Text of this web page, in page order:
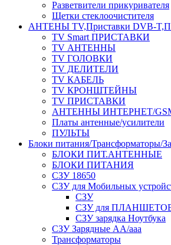
Разветвители прикуривателя
Щетки стеклоочистителя
АНТЕНЫ ТV,Приставки DVB-
TV Smart ПРИСТАВКИ
TV АНТЕННЫ
TV ГОЛОВКИ
TV ДЕЛИТЕЛИ
TV КАБЕЛЬ
TV КРОНШТЕЙНЫ
TV ПРИСТАВКИ
АНТЕННЫ ИНТЕРНЕТ/
Платы антенные/усилители
ПУЛЬТЫ
Блоки питания/Трансформаторы/
БЛОКИ ПИТ.АНТЕННЫЕ
БЛОКИ ПИТАНИЯ
СЗУ 18650
СЗУ для Мобильных
СЗУ
СЗУ для
СЗУ зарядка Ноутбука
СЗУ Зарядные АА/ааа
Трансформаторы